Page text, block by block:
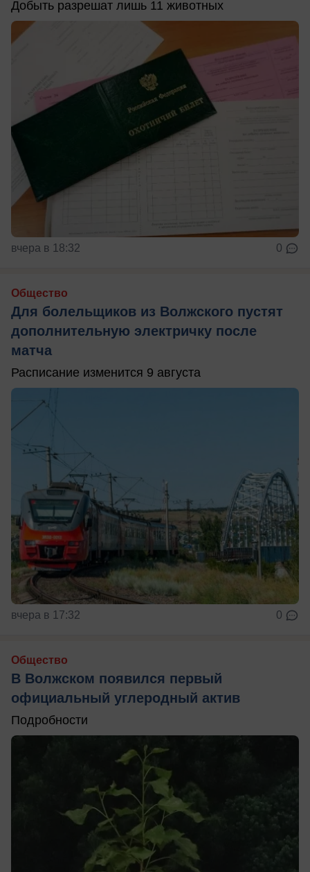
Добыть разрешат лишь 11 животных
вчера в 18:32 0
Общество
Для болельщиков из Волжского пустят
дополнительную электричку после
матча
Расписание изменится 9 августа
вчера в 17:32 0
Общество
В Волжском появился первый
официальный углеродный актив
Подробности